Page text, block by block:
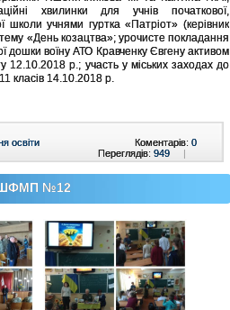
хвилинки для учнів початкової,
школи учнями гуртка «Патріот» (керівник
«День козацтва»; урочисте покладання
дошки воїну АТО Кравченку Євгену активом
12.10.2018 р.; участь у міських заходах до
класів 14.10.2018 р.
освіти Коментарів: 0
Переглядів: 949 |
№12